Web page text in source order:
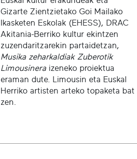
Gizarte Zientzietako Goi Mailako
Ikasketen Eskolak (EHESS), DRAC
Akitania-Berriko kultur ekintzen
zuzendaritzarekin partaidetzan,
Musika zeharkaldiak Zuberotik
Limousineraizeneko proiektua
eraman dute. Limousin eta Euskal
Herriko artisten arteko topaketa bat
zen.